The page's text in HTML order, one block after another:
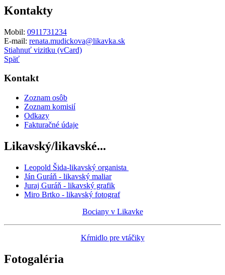
Kontakty
Mobil: 0911731234
E-mail: renata.mudickova@likavka.sk
Stiahnuť vizitku (vCard)
Späť
Kontakt
Zoznam osôb
Zoznam komisií
Odkazy
Fakturačné údaje
Likavský/likavské...
Leopold Šida-likavský organista
Ján Guráň - likavský maliar
Juraj Guráň - likavský grafik
Miro Brtko - likavský fotograf
Bociany v Likavke
Kŕmidlo pre vtáčiky
Fotogaléria